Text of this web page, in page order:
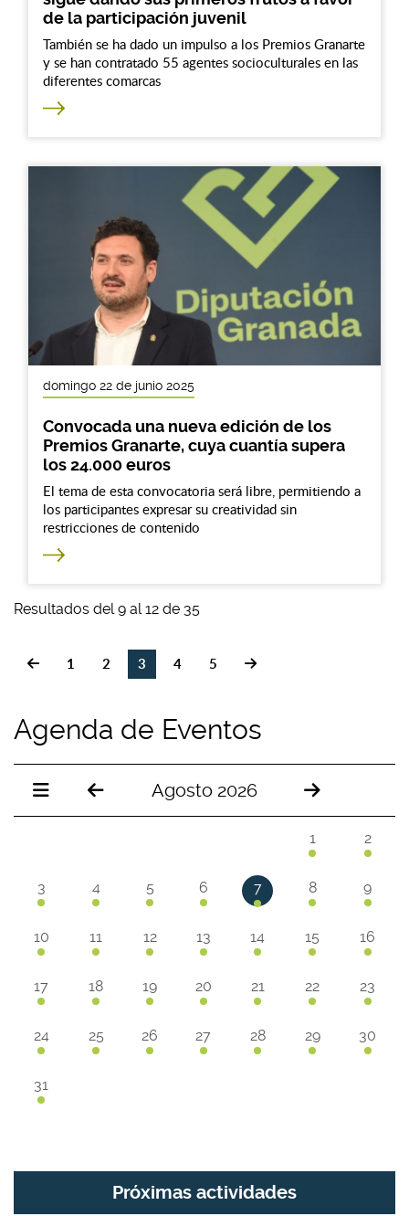
de la participación juvenil
También se ha dado un impulso a los Premios Granarte
y se han contratado 55 agentes socioculturales en las
diferentes comarcas
domingo 22 de junio 2025
Convocada una nueva edición de los
Premios Granarte, cuya cuantía supera
los 24.000 euros
El tema de esta convocatoria será libre, permitiendo a
los participantes expresar su creatividad sin
restricciones de contenido
Resultados del 9 al 12 de 35
1 2 3 4 5
Agenda de Eventos
Agosto 2026
1 2
3 4 5 6 7 8 9
10 11 12 13 14 15 16
17 18 19 20 21 22 23
24 25 26 27 28 29 30
31
Próximas actividades